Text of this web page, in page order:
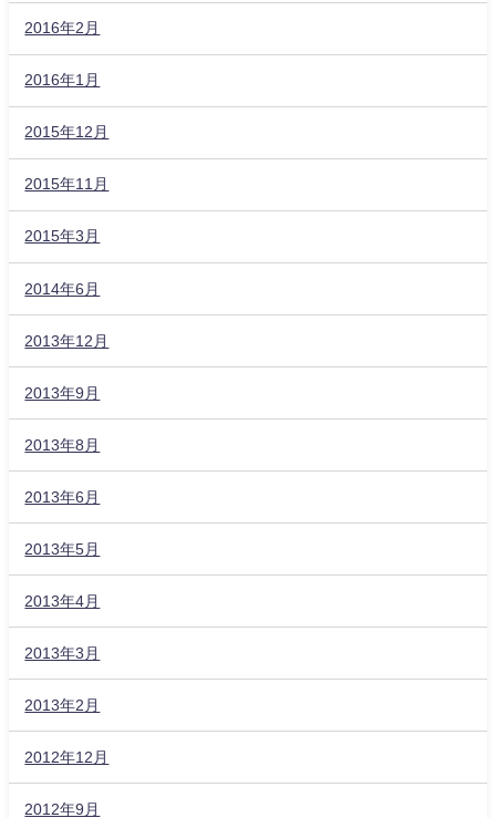
2016年2月
2016年1月
2015年12月
2015年11月
2015年3月
2014年6月
2013年12月
2013年9月
2013年8月
2013年6月
2013年5月
2013年4月
2013年3月
2013年2月
2012年12月
2012年9月